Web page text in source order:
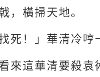
，橫掃天地。
找死！」華清冷
看來這華清要殺